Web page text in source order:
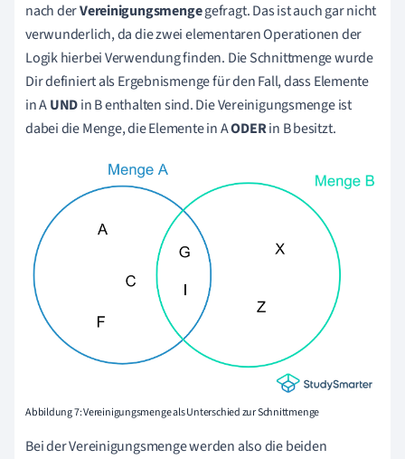
nach derVereinigungsmengegefragt. Das ist auch gar nicht
verwunderlich, da die zwei elementaren Operationen der
Logik hierbei Verwendung finden. Die Schnittmenge wurde
Dir definiert als Ergebnismenge für den Fall, dass Elemente
in AUNDin B enthalten sind. Die Vereinigungsmenge ist
dabei die Menge, die Elemente in AODERin B besitzt.
Abbildung 7: Vereinigungsmenge als Unterschied zur Schnittmenge
Bei der Vereinigungsmenge werden also die beiden